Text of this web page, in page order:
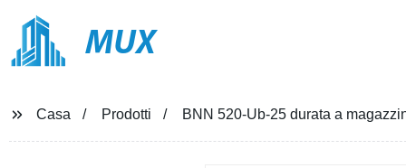
MUX
Casa Prodotti BNN 520-Ub-25 durata a